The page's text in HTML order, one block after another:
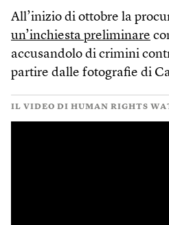
All’inizio di ottobre la
un’inchiesta preliminare
accusandolo di crimini
partire dalle fotografie di
IL VIDEO DI HUMAN RIGHTS